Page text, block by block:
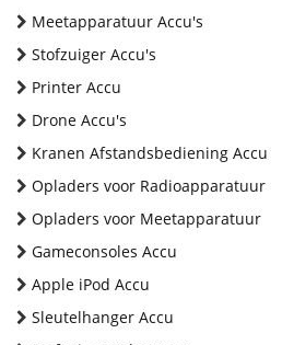
Meetapparatuur Accu's
Stofzuiger Accu's
Printer Accu
Drone Accu's
Kranen Afstandsbediening Accu
Opladers voor Radioapparatuur
Opladers voor Meetapparatuur
Gameconsoles Accu
Apple iPod Accu
Sleutelhanger Accu